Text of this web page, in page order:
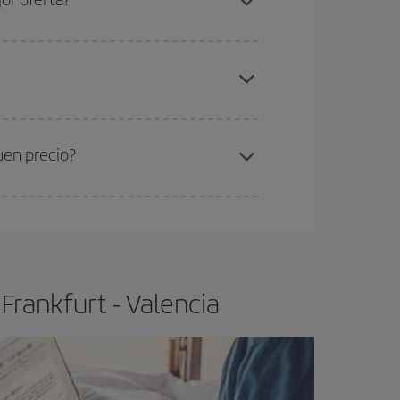
Valencia-dest
precio?
- Valencia